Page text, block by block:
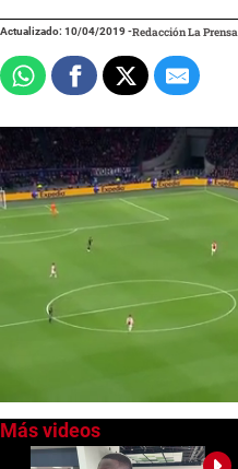
Actualizado: 10/04/2019-Redacción La Prensa
seconds